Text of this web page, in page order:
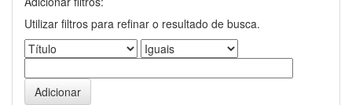
Utilizar filtros para refinar o resultado de busca.